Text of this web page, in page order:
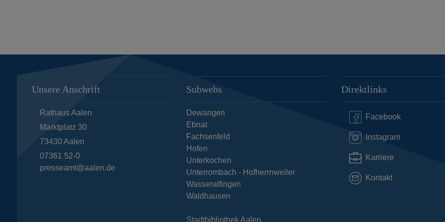
Unsere Anschrift
Rathaus Aalen
Marktplatz 30
73430 Aalen
07361 52-0
presseamt@aalen.de
Subwebs
Dewangen
Ebnat
Fachsenfeld
Hofen
Unterkochen
Unterrombach - Hofherrnweiler
Wasseralfingen
Waldhausen
Stadtbibliothek Aalen
Direktlinks
Facebook
Instagram
Karriere
Kontakt